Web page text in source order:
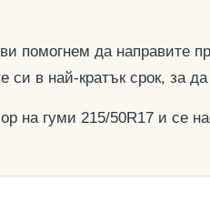
помогнем да направите
си в най-кратък срок, за
на гуми 215/50R17 и се